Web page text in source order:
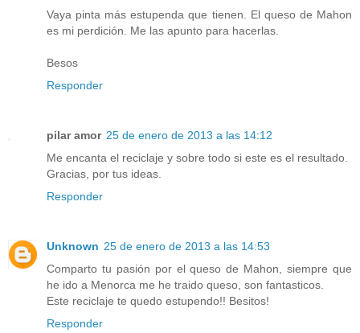
Vaya pinta más estupenda que tienen. El queso de Mahon
es mi perdición. Me las apunto para hacerlas.
Besos
Responder
pilar amor 25 de enero de 2013 a las 14:12
Me encanta el reciclaje y sobre todo si este es el resultado.
Gracias, por tus ideas.
Responder
Unknown 25 de enero de 2013 a las 14:53
Comparto tu pasión por el queso de Mahon, siempre que
he ido a Menorca me he traido queso, son fantasticos.
Este reciclaje te quedo estupendo!! Besitos!
Responder